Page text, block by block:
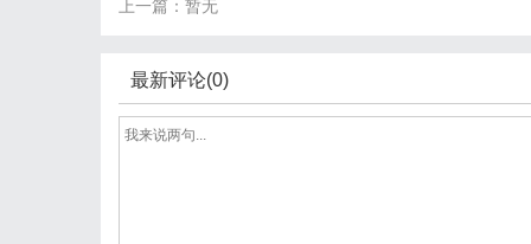
上一篇：暂无
最新评论(0)